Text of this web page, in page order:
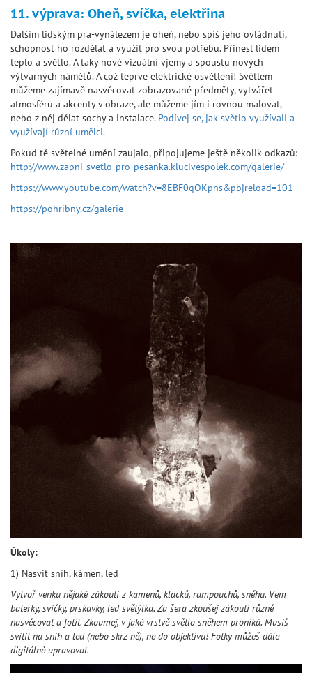
11. výprava: Oheň, svíčka, elektřina
Dalším lidským pra-vynálezem je oheň, nebo spíš jeho ovládnutí,
schopnost ho rozdělat a využít pro svou potřebu. Přinesl lidem
teplo a světlo. A taky nové vizuální vjemy a spoustu nových
výtvarných námětů. A což teprve elektrické osvětlení! Světlem
můžeme zajímavě nasvěcovat zobrazované předměty, vytvářet
atmosféru a akcenty v obraze, ale můžeme jím i rovnou malovat,
nebo z něj dělat sochy a instalace. Podívej se, jak světlo využívali a
využívají různí umělci.
Pokud tě světelné umění zaujalo, připojujeme ještě několik odkazů:
http://www.zapni-svetlo-pro-pesanka.klucivespolek.com/galerie/
https://www.youtube.com/watch?v=8EBF0qOKpns&pbjreload=101
https://pohribny.cz/galerie
Úkoly:
1) Nasviť sníh, kámen, led
Vytvoř venku nějaké zákoutí z kamenů, klacků, rampouchů, sněhu. Vem
baterky, svíčky, prskavky, led světýlka. Za šera zkoušej zákoutí různě
nasvěcovat a fotit. Zkoumej, v jaké vrstvě světlo sněhem proniká. Musíš
svítit na sníh a led (nebo skrz ně), ne do objektivu! Fotky můžeš dále
digitálně upravovat.